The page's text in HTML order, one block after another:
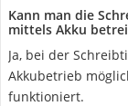
Kann man die
mittels Akku
Ja, bei der
Akkubetrieb
funktioniert.